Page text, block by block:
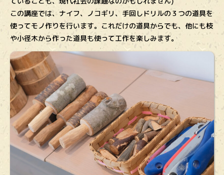
この講座では、ナイフ、ノコギリ、手回しドリルの３つの道具を
使ってモノ作りを行います。これだけの道具からでも、他にも枝
や小径木から作った道具も使って工作を楽しみます。